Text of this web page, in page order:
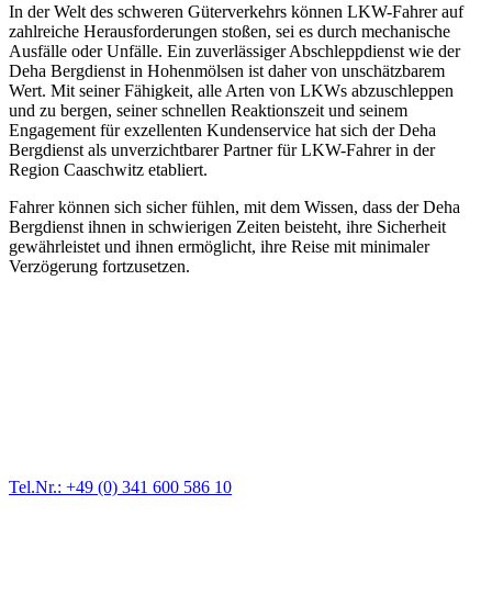
In der Welt des schweren Güterverkehrs können LKW-Fahrer auf
zahlreiche Herausforderungen stoßen, sei es durch mechanische
Ausfälle oder Unfälle. Ein zuverlässiger Abschleppdienst wie der
Deha Bergdienst in Hohenmölsen ist daher von unschätzbarem
Wert. Mit seiner Fähigkeit, alle Arten von LKWs abzuschleppen
und zu bergen, seiner schnellen Reaktionszeit und seinem
Engagement für exzellenten Kundenservice hat sich der Deha
Bergdienst als unverzichtbarer Partner für LKW-Fahrer in der
Region Caaschwitz etabliert.
Fahrer können sich sicher fühlen, mit dem Wissen, dass der Deha
Bergdienst ihnen in schwierigen Zeiten beisteht, ihre Sicherheit
gewährleistet und ihnen ermöglicht, ihre Reise mit minimaler
Verzögerung fortzusetzen.
Tel.Nr.: +49 (0) 341 600 586 10